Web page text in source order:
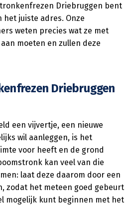
Driebruggen bent
het juiste adres. Onze
weten precies wat ze met
moeten en zullen deze
Driebruggen
een vijvertje, een nieuwe
wil aanleggen, is het
voor heeft en de grond
kan veel van die
laat deze daarom door een
zodat het meteen goed gebeurt
mogelijk kunt beginnen met het